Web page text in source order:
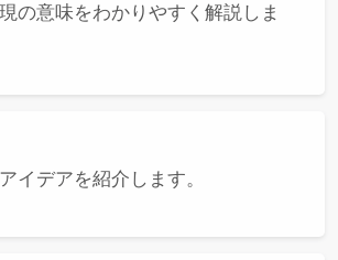
の意味をわかりやすく解説しま
イデアを紹介します。